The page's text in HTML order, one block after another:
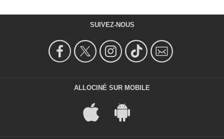
SUIVEZ-NOUS
ALLOCINÉ SUR MOBILE